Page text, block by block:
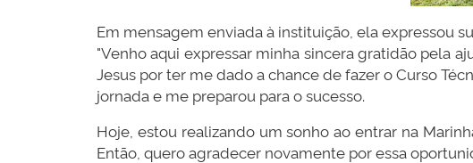
Em mensagem enviada à instituição, ela expressou
"Venho aqui expressar minha sincera gratidão pela
Jesus por ter me dado a chance de fazer o Curso
jornada e me preparou para o sucesso.
Hoje, estou realizando um sonho ao entrar na
Então, quero agradecer novamente por essa